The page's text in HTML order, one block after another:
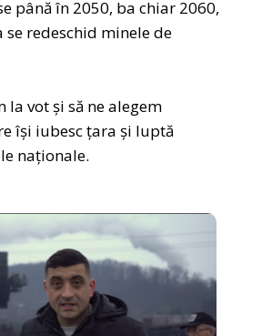
până în 2050, ba chiar 2060,
se redeschid minele de
la vot și să ne alegem
își iubesc țara și luptă
naționale.